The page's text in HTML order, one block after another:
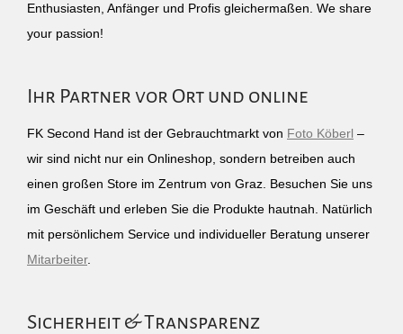
Enthusiasten, Anfänger und Profis gleichermaßen. We share
your passion!
Ihr Partner vor Ort und online
FK Second Hand ist der Gebrauchtmarkt von Foto Köberl –
wir sind nicht nur ein Onlineshop, sondern betreiben auch
einen großen Store im Zentrum von Graz. Besuchen Sie uns
im Geschäft und erleben Sie die Produkte hautnah. Natürlich
mit persönlichem Service und individueller Beratung unserer
Mitarbeiter.
Sicherheit & Transparenz